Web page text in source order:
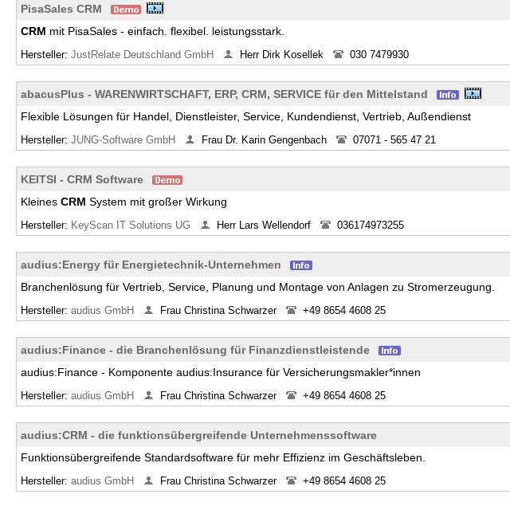
PisaSales CRM
CRM mit PisaSales - einfach. flexibel. leistungsstark.
Hersteller: JustRelate Deutschland GmbH Herr Dirk Kosellek 030 7479930
abacusPlus - WARENWIRTSCHAFT, ERP, CRM, SERVICE für den Mittelstand
Flexible Lösungen für Handel, Dienstleister, Service, Kundendienst, Vertrieb, Außendienst
Hersteller: JUNG-Software GmbH Frau Dr. Karin Gengenbach 07071 - 565 47 21
KEITSI - CRM Software
Kleines CRM System mit großer Wirkung
Hersteller: KeyScan IT Solutions UG Herr Lars Wellendorf 036174973255
audius:Energy für Energietechnik-Unternehmen
Branchenlösung für Vertrieb, Service, Planung und Montage von Anlagen zu Stromerzeugung.
Hersteller: audius GmbH Frau Christina Schwarzer +49 8654 4608 25
audius:Finance - die Branchenlösung für Finanzdienstleistende
audius:Finance - Komponente audius:Insurance für Versicherungsmakler*innen
Hersteller: audius GmbH Frau Christina Schwarzer +49 8654 4608 25
audius:CRM - die funktionsübergreifende Unternehmenssoftware
Funktionsübergreifende Standardsoftware für mehr Effizienz im Geschäftsleben.
Hersteller: audius GmbH Frau Christina Schwarzer +49 8654 4608 25